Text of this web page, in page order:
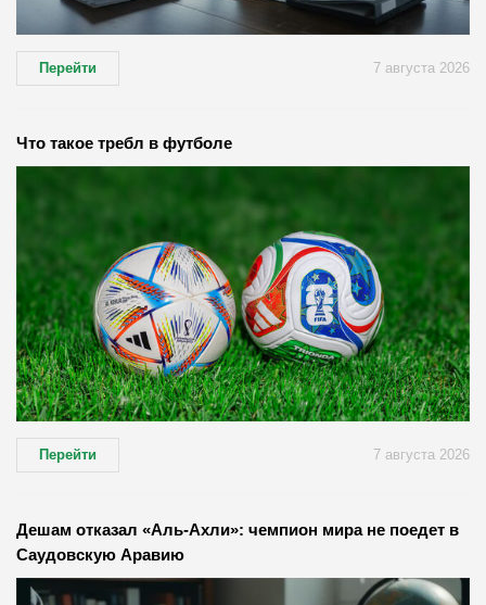
Перейти 7 августа 2026
Что такое требл в футболе
Перейти 7 августа 2026
Дешам отказал «Аль-Ахли»: чемпион мира не поедет в
Саудовскую Аравию